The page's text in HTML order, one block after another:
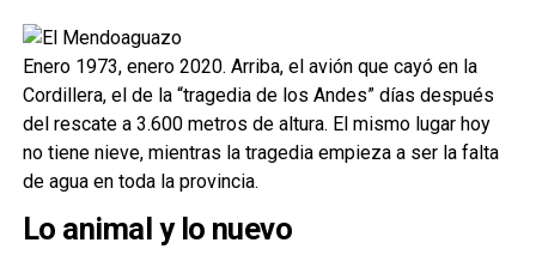
Enero 1973, enero 2020. Arriba, el avión que cayó en la
Cordillera, el de la “tragedia de los Andes” días después
del rescate a 3.600 metros de altura. El mismo lugar hoy
no tiene nieve, mientras la tragedia empieza a ser la falta
de agua en toda la provincia.
Lo animal y lo nuevo